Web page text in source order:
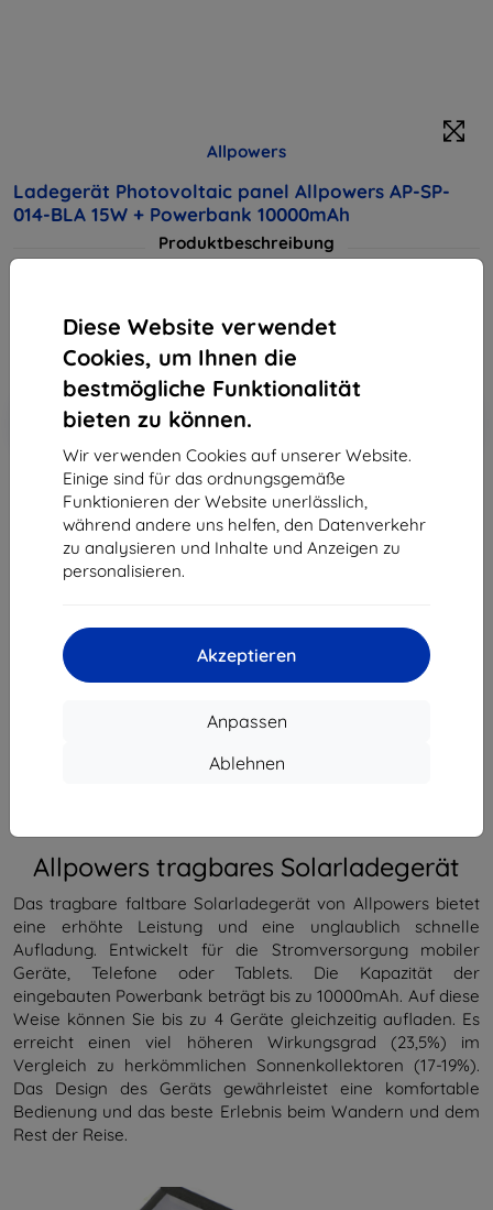
Diese Website verwendet
Cookies, um Ihnen die
bestmögliche Funktionalität
bieten zu können.
Wir verwenden Cookies auf unserer Website.
Einige sind für das ordnungsgemäße
Funktionieren der Website unerlässlich,
während andere uns helfen, den Datenverkehr
zu analysieren und Inhalte und Anzeigen zu
personalisieren.
Akzeptieren
Anpassen
Ablehnen
Allpowers
Ladegerät Photovoltaic panel Allpowers AP-SP-
014-BLA 15W + Powerbank 10000mAh
Produktbeschreibung
92,61 €
ohne MWSt77,82 €
-10%
Rabatt mit Gutschein
EXTRA10
ausverkauft
ausverkauft
Hersteller
Allpowers
Produktnummer
AP-SP-014-BLA
Powerbanks
Allpowers tragbares Solarladegerät
Das tragbare faltbare Solarladegerät von Allpowers bietet
eine erhöhte Leistung und eine unglaublich schnelle
Aufladung. Entwickelt für die Stromversorgung mobiler
Geräte, Telefone oder Tablets. Die Kapazität der
eingebauten Powerbank beträgt bis zu 10000mAh. Auf diese
Weise können Sie bis zu 4 Geräte gleichzeitig aufladen. Es
erreicht einen viel höheren Wirkungsgrad (23,5%) im
Vergleich zu herkömmlichen Sonnenkollektoren (17-19%).
Das Design des Geräts gewährleistet eine komfortable
Bedienung und das beste Erlebnis beim Wandern und dem
Rest der Reise.